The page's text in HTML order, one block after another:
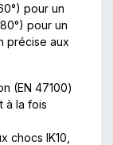
pour un
pour un
précise aux
(EN 47100)
à la fois
chocs IK10,